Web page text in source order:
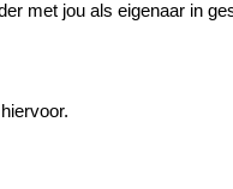
met jou als eigenaar in